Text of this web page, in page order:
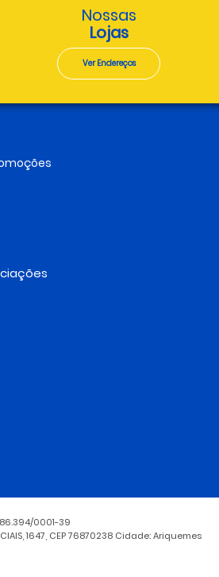
Nossas
Lojas
Ver Endereços
0001-39
1647, CEP 76870238 Cidade: Ariquemes